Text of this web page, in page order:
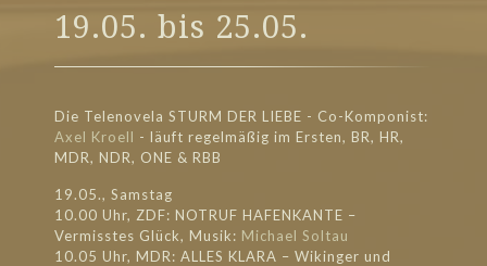
19.05. bis 25.05.
Die Telenovela STURM DER LIEBE - Co-Komponist:
Axel Kroell - läuft regelmäßig im Ersten, BR, HR,
MDR, NDR, ONE & RBB
19.05., Samstag
10.00 Uhr, ZDF: NOTRUF HAFENKANTE –
Vermisstes Glück, Musik: Michael Soltau
10.05 Uhr, MDR: ALLES KLARA – Wikinger und